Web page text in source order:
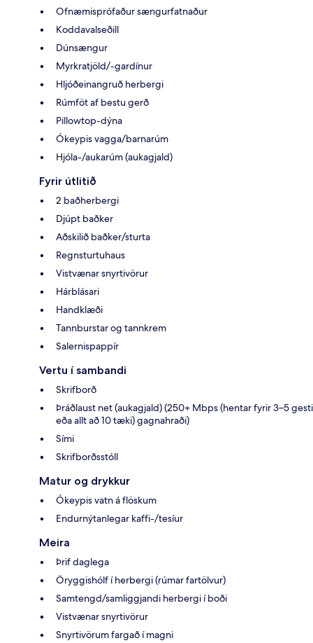
Ofnæmisprófaður sængurfatnaður
Koddavalseðill
Dúnsængur
Myrkratjöld/-gardínur
Hljóðeinangruð herbergi
Rúmföt af bestu gerð
Pillowtop-dýna
Ókeypis vagga/barnarúm
Hjóla-/aukarúm (aukagjald)
Fyrir útlitið
2 baðherbergi
Djúpt baðker
Aðskilið baðker/sturta
Regnsturtuhaus
Vistvænar snyrtivörur
Hárblásari
Handklæði
Tannburstar og tannkrem
Salernispappír
Vertu í sambandi
Skrifborð
Þráðlaust net (aukagjald) (250+ Mbps (hentar fyrir 3–5 gesti
eða allt að 10 tæki) gagnahraði)
Sími
Skrifborðsstóll
Matur og drykkur
Ókeypis vatn á flöskum
Endurnýtanlegar kaffi-/tesíur
Meira
Þrif daglega
Öryggishólf í herbergi (rúmar fartölvur)
Samtengd/samliggjandi herbergi í boði
Vistvænar snyrtivörur
Snyrtivörum fargað í magni